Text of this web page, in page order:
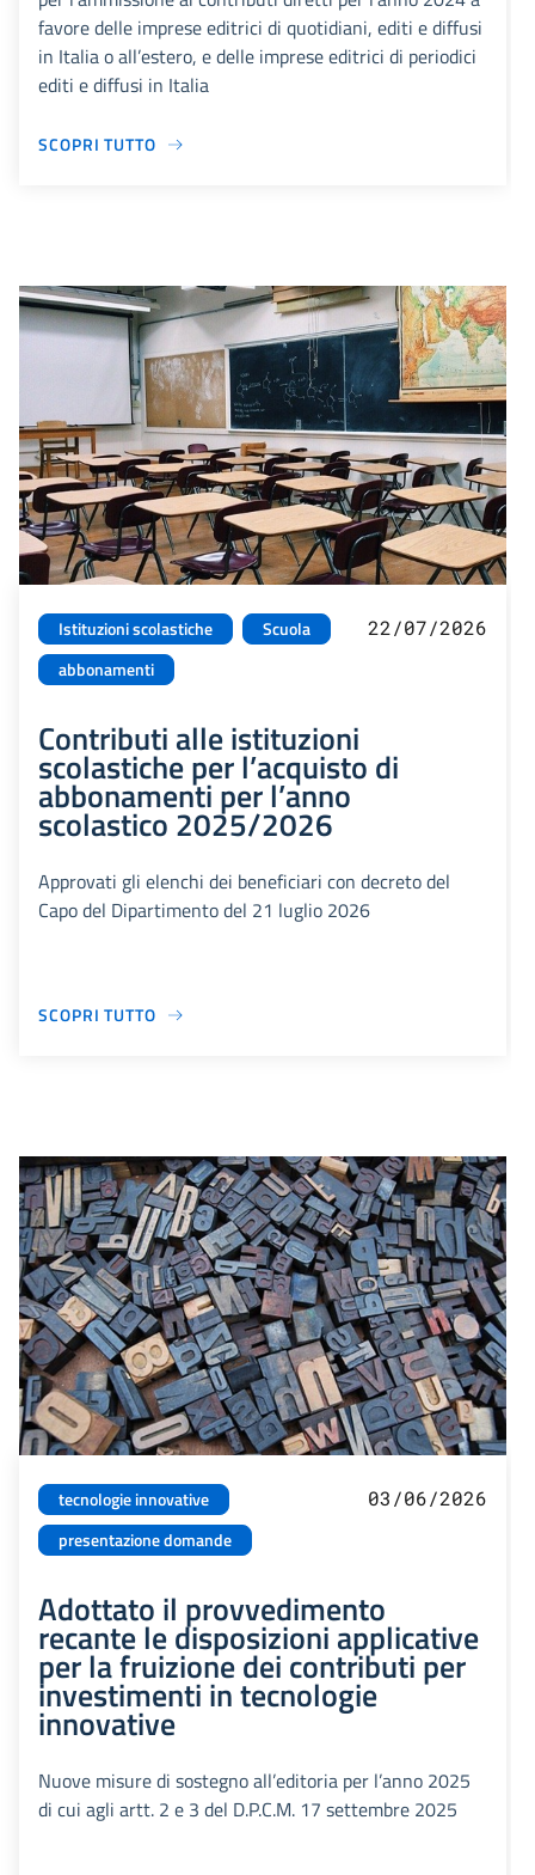
favore delle imprese editrici di quotidiani, editi e diffusi
in Italia o all’estero, e delle imprese editrici di periodici
editi e diffusi in Italia
SCOPRI TUTTO
Istituzioni scolastiche
Scuola
abbonamenti
22/07/2026
Contributi alle istituzioni
scolastiche per l’acquisto di
abbonamenti per l’anno
scolastico 2025/2026
Approvati gli elenchi dei beneficiari con decreto del
Capo del Dipartimento del 21 luglio 2026
SCOPRI TUTTO
tecnologie innovative
presentazione domande
03/06/2026
Adottato il provvedimento
recante le disposizioni applicative
per la fruizione dei contributi per
investimenti in tecnologie
innovative
Nuove misure di sostegno all’editoria per l’anno 2025
di cui agli artt. 2 e 3 del D.P.C.M. 17 settembre 2025